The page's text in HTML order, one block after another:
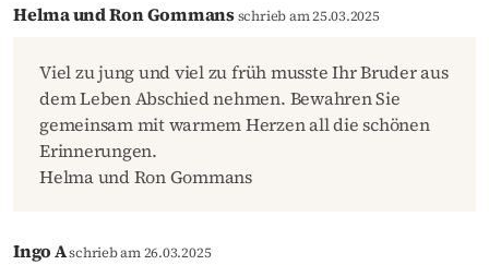
Helma und Ron Gommansschrieb am 25.03.2025
Viel zu jung und viel zu früh musste Ihr Bruder aus
dem Leben Abschied nehmen. Bewahren Sie
gemeinsam mit warmem Herzen all die schönen
Erinnerungen.
Helma und Ron Gommans
Ingo Aschrieb am 26.03.2025